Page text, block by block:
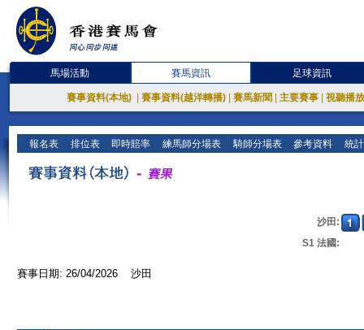
馬場活動 賽馬資訊 足球資訊
賽事資料(本地) 賽事資料(越洋轉播) 賽馬新聞 主要賽事 視聽播
報名表 排位表 即時賠率 練馬師分場表 騎師分場表 參考資料 統
沙田:
S1 法國:
賽事日期: 26/04/2026 沙田